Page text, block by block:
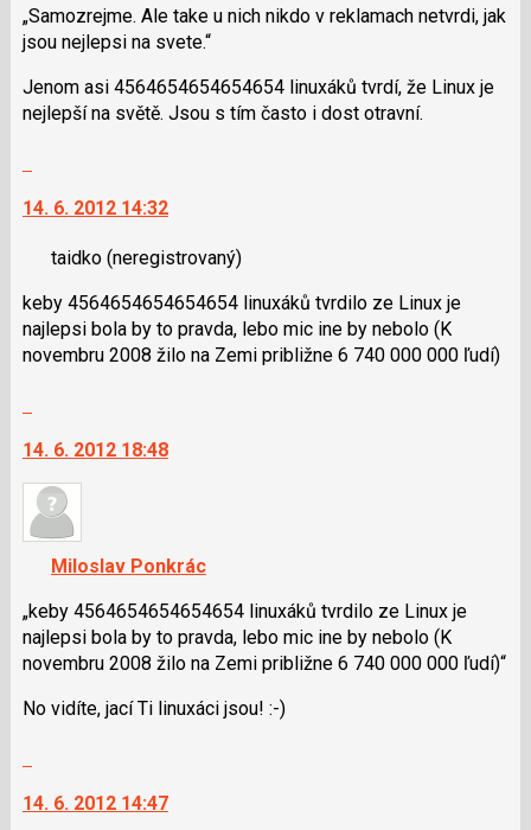
názor
použít
i
N
pro
P
pro
předchozí
názor
„Samozrejme. Ale take u nich nikdo v reklamach netvrdi, jak
jsou nejlepsi na svete.“
Jenom asi 4564654654654654 linuxáků tvrdí, že Linux je
nejlepší na světě. Jsou s tím často i dost otravní.
další
názor.
navigaci
lze
použít
N
následující
a
P
pro
předchozí
nový
názor
14. 6. 2012 14:32
taidko (neregistrovaný)
keby 4564654654654654 linuxáků tvrdilo ze Linux je
najlepsi bola by to pravda, lebo mic ine by nebolo (K
novembru 2008 žilo na Zemi približne 6 740 000 000 ľudí)
další
nový
názor.
navigaci
lze
použít
i
klávesy
pro
P
pro
14. 6. 2012 18:48
Miloslav Ponkrác
„keby 4564654654654654 linuxáků tvrdilo ze Linux je
najlepsi bola by to pravda, lebo mic ine by nebolo (K
novembru 2008 žilo na Zemi približne 6 740 000 000 ľudí)“
No vidíte, jací Ti linuxáci jsou! :-)
další
14. 6. 2012 14:47